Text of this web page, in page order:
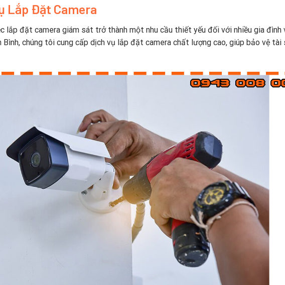
Lắp Đặt Camera
lắp đặt camera giám sát trở thành một nhu cầu thiết yếu đối với nhiều gia đình
Bình, chúng tôi cung cấp dịch vụ lắp đặt camera chất lượng cao, giúp bảo vệ tài